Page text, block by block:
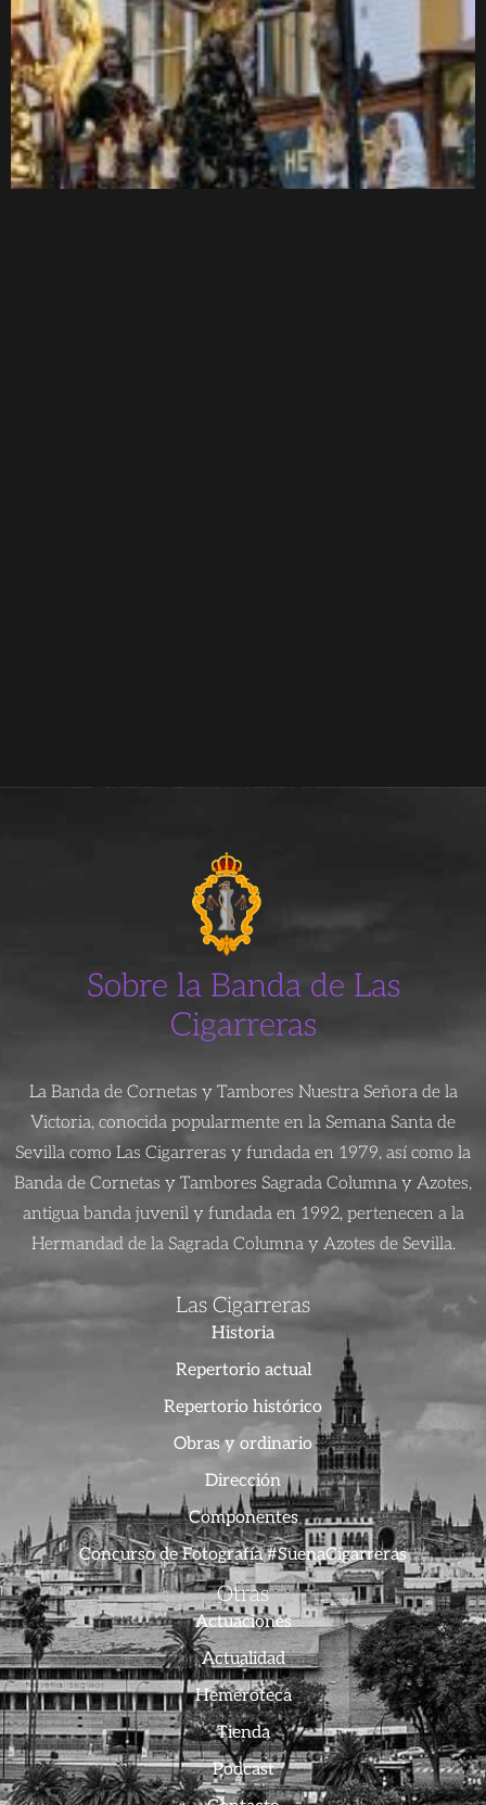
Sobre la Banda de Las
Cigarreras
La Banda de Cornetas y Tambores Nuestra Señora de la
Victoria, conocida popularmente en la Semana Santa de
Sevilla como Las Cigarreras y fundada en 1979, así como la
Banda de Cornetas y Tambores Sagrada Columna y Azotes,
antigua banda juvenil y fundada en 1992, pertenecen a la
Hermandad de la Sagrada Columna y Azotes de Sevilla.
Las Cigarreras
Historia
Repertorio actual
Repertorio histórico
Obras y ordinario
Dirección
Componentes
Concurso de Fotografía #SuenaCigarreras
Otras
Actuaciones
Actualidad
Hemeroteca
Tienda
Podcast